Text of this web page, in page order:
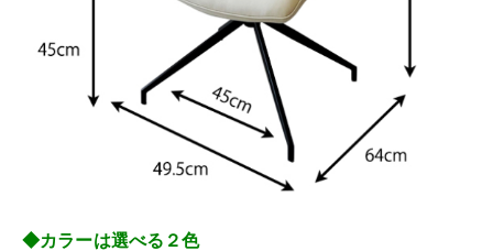
◆カラーは選べる２色